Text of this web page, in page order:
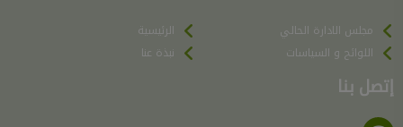
مجلس الادارة الحالي
اللوائح و السياسات
الرئيسية
نبذة عنا
إتصل بنا